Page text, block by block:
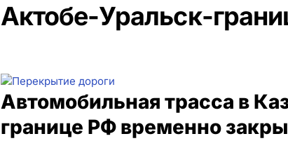
Актобе-Уральск-
Автомобильная трасса в
границе РФ временно